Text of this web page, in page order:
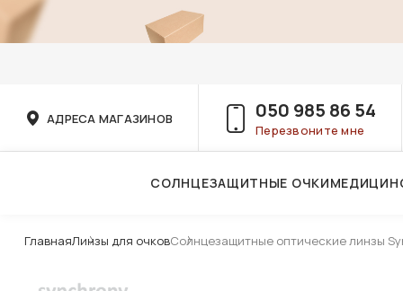
АДРЕСА МАГАЗИНОВ 050 985 86 54
Перезвоните мне
СОЛНЦЕЗАЩИТНЫЕ ОЧКИ
ГлавнаяЛинзы для очковСолнцезащитные оптические линзы